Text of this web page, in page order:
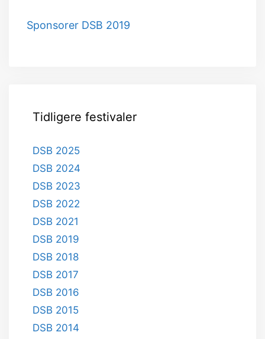
Sponsorer DSB 2019
Tidligere festivaler
DSB 2025
DSB 2024
DSB 2023
DSB 2022
DSB 2021
DSB 2019
DSB 2018
DSB 2017
DSB 2016
DSB 2015
DSB 2014